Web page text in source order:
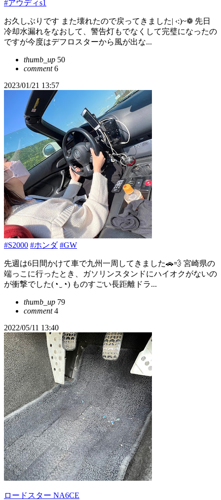
#アウディs1
お久しぶりです また壊れたので戻ってきました| ‹:)~❁ 先日
冷却水漏れをなおして、警告灯もでなくして完璧になったの
ですが今度はデフロスターから風が出な...
thumb_up 50
comment6
2023/01/21 13:57
#S2000 #ホンダ #GW
先週は6日間かけて車で九州一周してきました🚗💨 宮崎県の
端っこに行ったとき、ガソリンスタンドにハイオクがないの
が衝撃でした(◔‿◔) ものすごい長距離ドラ...
thumb_up 79
comment4
2022/05/11 13:40
ロードスター NA6CE